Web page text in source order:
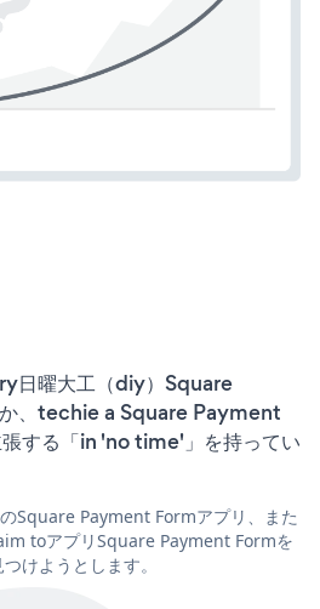
日曜大工（diy）Square
、techie a Square Payment
する「in 'no time'」を持ってい
Square Payment Formアプリ、また
toアプリSquare Payment Formを
けようとします。